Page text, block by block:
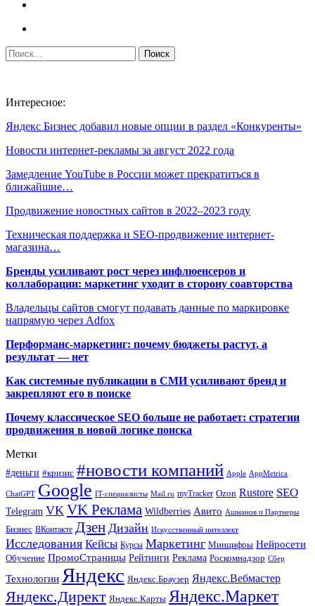
Интересное:
Яндекс Бизнес добавил новые опции в раздел «Конкуренты»
Новости интернет-рекламы за август 2022 года
Замедление YouTube в России может прекратиться в
ближайшие…
Продвижение новостных сайтов в 2022–2023 году
Техническая поддержка и SEO-продвижение интернет-
магазина…
Бренды усиливают рост через инфлюенсеров и
коллаборации: маркетинг уходит в сторону соавторства
Владельцы сайтов смогут подавать данные по маркировке
напрямую через Adfox
Перформанс-маркетинг: почему бюджеты растут, а
результат — нет
Как системные публикации в СМИ усиливают бренд и
закрепляют его в поиске
Почему классическое SEO больше не работает: стратегии
продвижения в новой логике поиска
Метки
#деньги #кризис #новости компаний Apple AppMetrica
ChatGPT Google IT-специалисты Mail.ru myTracker Ozon Rustore SEO
Telegram VK VK Реклама Wildberries Авито Ашманов и Партнеры
Бизнес ВКонтакте Дзен Дизайн Искусственный интеллект
Исследования Кейсы Курсы Маркетинг Минцифры Нейросети
Обучение ПромоСтраницы Рейтинги Реклама Роскомнадзор Сбер
Технологии Яндекс Яндекс.Браузер Яндекс.Вебмастер
Яндекс.Директ Яндекс.Карты Яндекс.Маркет